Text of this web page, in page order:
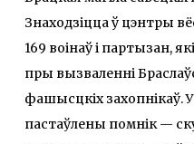
Знаходзіцца ў цэнтры
169 воінаў і партызан,
пры вызваленні
фашысцкіх захопнікаў. У
пастаўлены помнік —